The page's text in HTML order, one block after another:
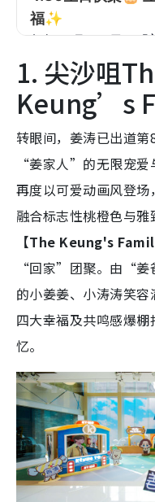
1. 尖沙咀
Keung’s
转眼间，姜涛已出道
“姜家人”的无限宠爱
再度以可爱动画风登
融合标志性桃橙色与
【The Keung's
“回家”团聚。由“
的小姜姜、小涛涛笑
四大幸福及共鸣感爆
忆。